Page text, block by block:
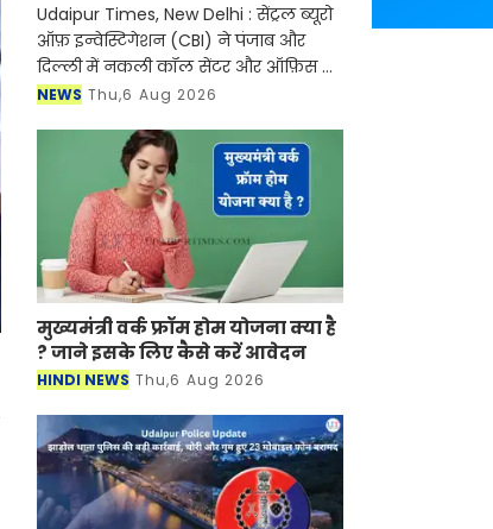
Udaipur Times, New Delhi : सेंट्रल ब्यूरो
ऑफ़ इन्वेस्टिगेशन (CBI) ने पंजाब और
दिल्ली में नकली कॉल सेंटर और ऑफ़िस के
ज़रिए चल रहे एक बड़े इंटरनेशनल टेक-
NEWS Thu,6 Aug 2026
मुख्यमंत्री वर्क फ्रॉम होम योजना क्या है
? जाने इसके लिए कैसे करें आवेदन
HINDI NEWS Thu,6 Aug 2026